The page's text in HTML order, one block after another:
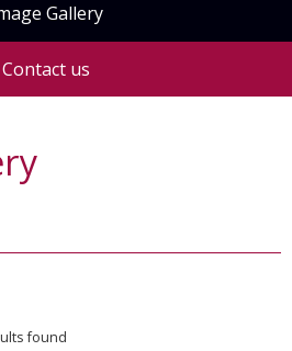
Gallery
Contact us
found